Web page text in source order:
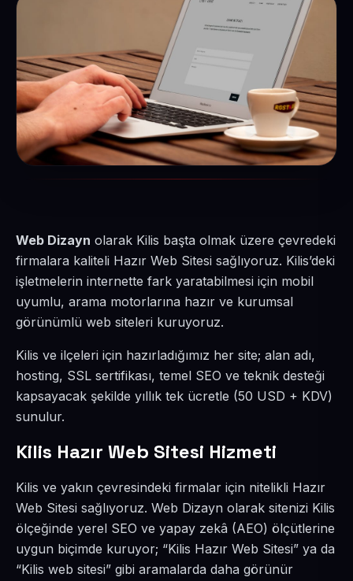
Web Dizayn olarak Kilis başta olmak üzere çevredeki
firmalara kaliteli Hazır Web Sitesi sağlıyoruz. Kilis’deki
işletmelerin internette fark yaratabilmesi için mobil
uyumlu, arama motorlarına hazır ve kurumsal
görünümlü web siteleri kuruyoruz.
Kilis ve ilçeleri için hazırladığımız her site; alan adı,
hosting, SSL sertifikası, temel SEO ve teknik desteği
kapsayacak şekilde yıllık tek ücretle (50 USD + KDV)
sunulur.
Kilis Hazır Web Sitesi Hizmeti
Kilis ve yakın çevresindeki firmalar için nitelikli Hazır
Web Sitesi sağlıyoruz. Web Dizayn olarak sitenizi Kilis
ölçeğinde yerel SEO ve yapay zekâ (AEO) ölçütlerine
uygun biçimde kuruyor; “Kilis Hazır Web Sitesi” ya da
“Kilis web sitesi” gibi aramalarda daha görünür